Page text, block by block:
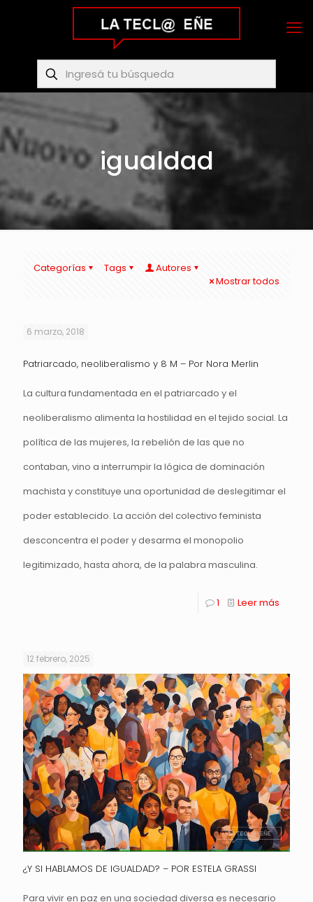
igualdad
Categorías Tags
Autores
Mostrar todos
6 marzo, 2018
Patriarcado, neoliberalismo y 8 M – Por Nora Merlin
La cultura fundamentada en el patriarcado y el
neoliberalismo alimenta la hostilidad en el tejido social. La
política de las mujeres, la rebelión de las que no
contaban, vino a interrumpir la lógica de dominación
machista y constituye una oportunidad de deslegitimar el
poder establecido. La acción del colectivo feminista
desconcentra el poder y desarma el monopolio
legitimizado, hasta ahora, de la palabra masculina.
1 Leer más
12 febrero, 2025
¿Y SI HABLAMOS DE IGUALDAD? – POR ESTELA GRASSI
Para vivir en paz en una sociedad diversa es necesario